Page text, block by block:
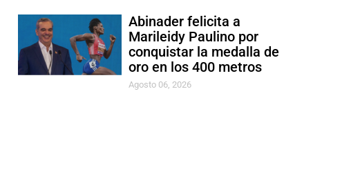
Abinader felicita a
Marileidy Paulino por
conquistar la medalla de
oro en los 400 metros
Agosto 06, 2026